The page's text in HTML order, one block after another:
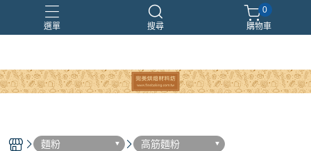
選單 搜尋
0
購物車
麵粉 高筋麵粉